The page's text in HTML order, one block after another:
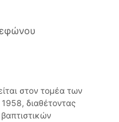
στον τομέα των
διαθέτοντας